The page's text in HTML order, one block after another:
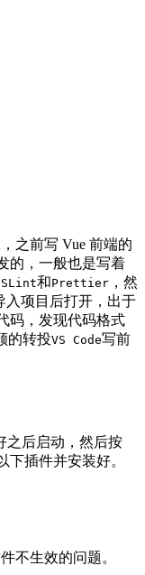
之前写 Vue 前端的
的，一般也是写着
和Prettier ，然
入项目后打开，出于
码，发现代码格式
的转投VS Code写前
之后启动，然后按
下插件并安装好。
不生效的问题。